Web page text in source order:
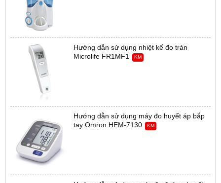
Hướng dẫn sử dụng nhiệt kế đo trán
Microlife FR1MF1
KM
Hướng dẫn sử dụng máy đo huyết áp bắp
tay Omron HEM-7130
KM